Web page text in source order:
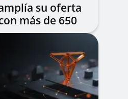
su oferta
más de 650